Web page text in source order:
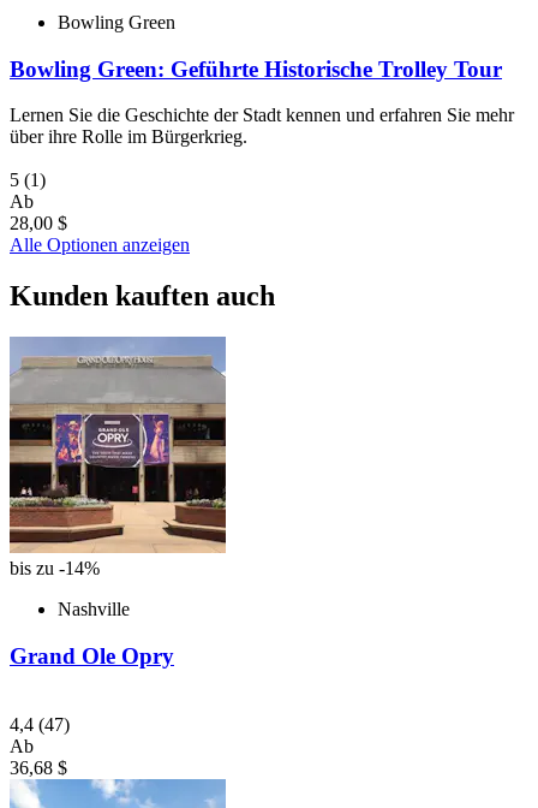
Bowling Green
Bowling Green: Geführte Historische Trolley Tour
Lernen Sie die Geschichte der Stadt kennen und erfahren Sie mehr
über ihre Rolle im Bürgerkrieg.
5 (1)
Ab
28,00 $
Alle Optionen anzeigen
Kunden kauften auch
bis zu -14%
Nashville
Grand Ole Opry
4,4 (47)
Ab
36,68 $